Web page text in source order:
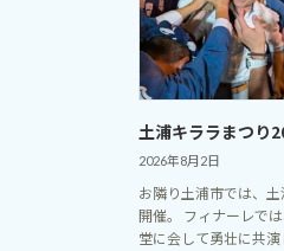
土浦キララまつり
2026年8月2日
お隣り土浦市では、
開催。 フィナーレで
堂に会して勇壮に共